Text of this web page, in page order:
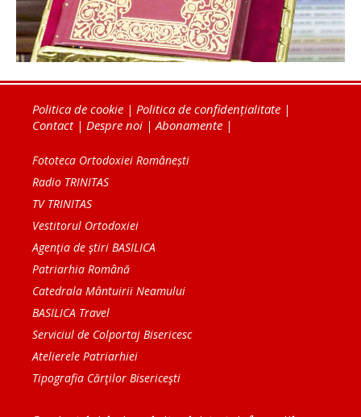
Politica de cookie | Politica de confidențialitate |
Contact| Despre noi |Abonamente |
Fototeca Ortodoxiei Românești
Radio TRINITAS
TV TRINITAS
Vestitorul Ortodoxiei
Agenţia de ştiri BASILICA
Patriarhia Română
Catedrala Mântuirii Neamului
BASILICA Travel
Serviciul de Colportaj Bisericesc
Atelierele Patriarhiei
Tipografia Cărţilor Bisericeşti